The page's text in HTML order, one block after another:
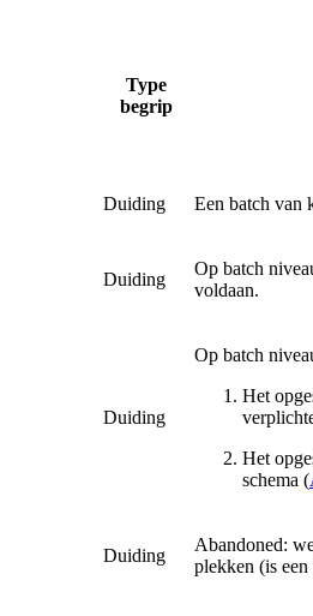
Type
begrip
Duiding Een batch van
Duiding
Op batch
voldaan.
Duiding
Op batch
Het
Het
schema (
Duiding
Abandoned:
plekken (is